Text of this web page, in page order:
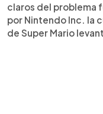
claros del problema
por Nintendo Inc. la
de Super Mario